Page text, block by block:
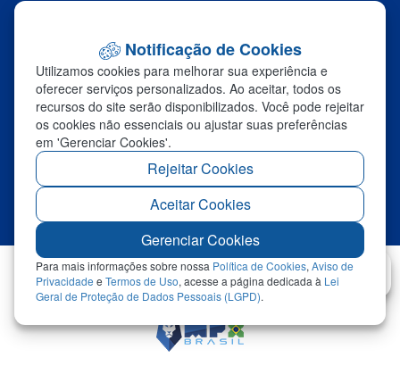
FALE CONOSCO
Ouvidoria
Fale Com a Prefeitura
Links Úteis
©2026 - Prefeitura Municipal de Marcelândia - Todos os
direitos reservados.
Notificação de Cookies
Utilizamos cookies para melhorar sua experiência e
oferecer serviços personalizados. Ao aceitar, todos os
recursos do site serão disponibilizados. Você pode rejeitar
os cookies não essenciais ou ajustar suas preferências
em 'Gerenciar Cookies'.
Rejeitar Cookies
Aceitar Cookies
Gerenciar Cookies
Para mais informações sobre nossa Política de Cookies, Aviso de
Privacidade e Termos de Uso, acesse a página dedicada à Lei
Geral de Proteção de Dados Pessoais (LGPD).